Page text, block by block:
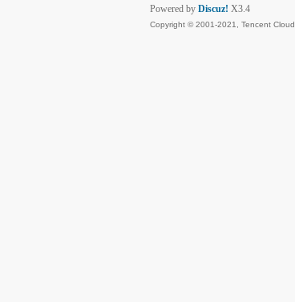
Powered by Discuz! X3.4
Copyright © 2001-2021, Tencent Cloud.